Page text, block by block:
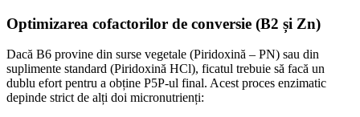
Optimizarea cofactorilor de conversie (B2 și Zn)
​Dacă B6 provine din surse vegetale (Piridoxină – PN) sau din
suplimente standard (Piridoxină HCl), ficatul trebuie să facă un
dublu efort pentru a obține P5P-ul final. Acest proces enzimatic
depinde strict de alți doi micronutrienți: